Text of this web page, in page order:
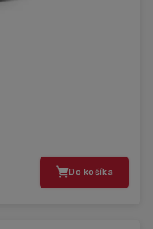
Do košíka